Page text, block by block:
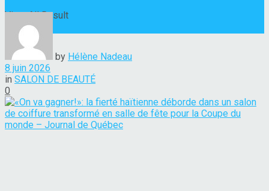
View All Result
by Hélène Nadeau
8 juin 2026
in SALON DE BEAUTÉ
0